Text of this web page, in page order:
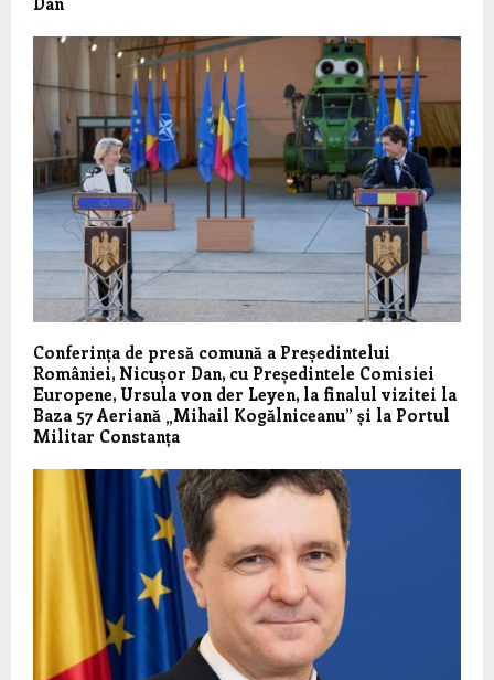
Conferința de presă comună a Președintelui
României, Nicușor Dan, cu Președintele Comisiei
Europene, Ursula von der Leyen, la finalul vizitei la
Baza 57 Aeriană „Mihail Kogălniceanu” și la Portul
Militar Constanța